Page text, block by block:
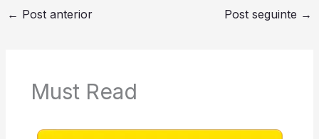
← Post anterior Post seguinte →
Must Read